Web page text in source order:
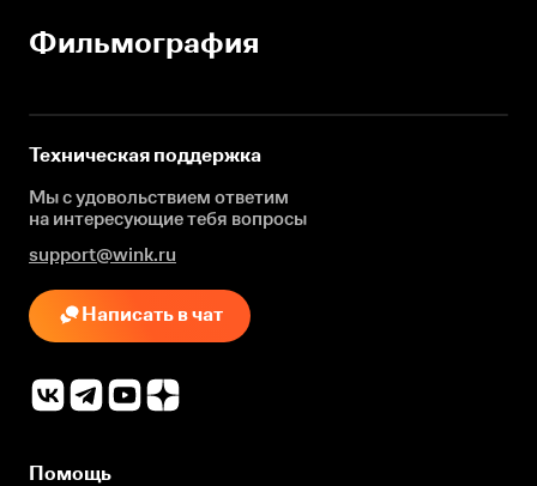
Фильмография
Техническая поддержка
Мы с удовольствием ответим
на интересующиетебя вопросы
support@wink.ru
Написать в чат
Помощь